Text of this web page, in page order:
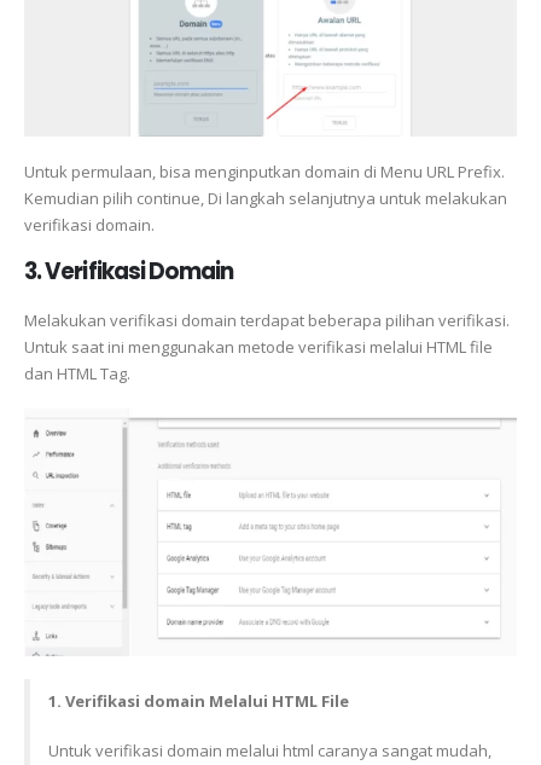
Untuk permulaan, bisa menginputkan domain di Menu URL Prefix.
Kemudian pilih continue, Di langkah selanjutnya untuk melakukan
verifikasi domain.
3. Verifikasi Domain
Melakukan verifikasi domain terdapat beberapa pilihan verifikasi.
Untuk saat ini menggunakan metode verifikasi melalui HTML file
dan HTML Tag.
1. Verifikasi domain Melalui HTML File
Untuk verifikasi domain melalui html caranya sangat mudah,